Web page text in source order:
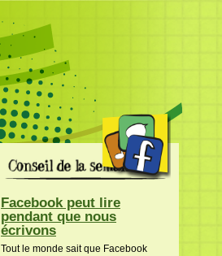
Facebook peut lire
pendant que nous
écrivons
Tout le monde sait que Facebook